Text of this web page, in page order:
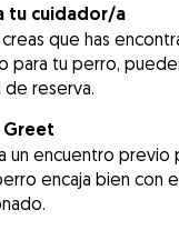
tu cuidador/a
que has
para tu perro,
de reserva.
un encuentro previo
encaja bien con